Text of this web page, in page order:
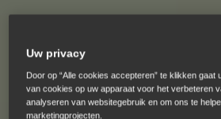
Uw privacy
Door op “Alle cookies accepteren” te klikken gaat
van cookies op uw apparaat voor het verbeteren
analyseren van websitegebruik en om ons te
marketingprojecten.